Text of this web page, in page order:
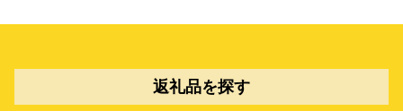
返礼品を探す